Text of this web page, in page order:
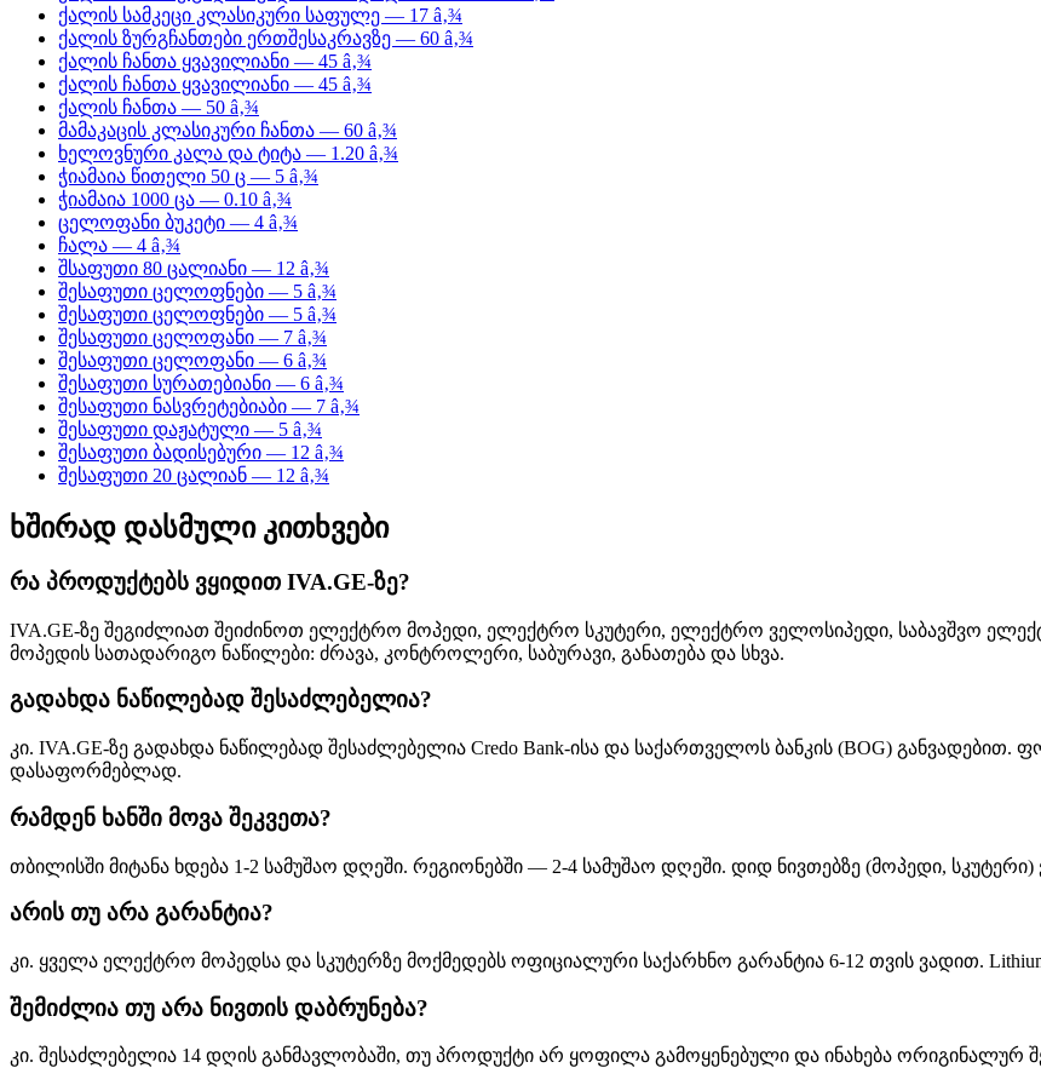
ქალის სამკეცი კლასიკური საფულე — 17 â‚¾
ქალის ზურგჩანთები ერთშესაკრავზე — 60 â‚¾
ქალის ჩანთა ყვავილიანი — 45 â‚¾
ქალის ჩანთა ყვავილიანი — 45 â‚¾
ქალის ჩანთა — 50 â‚¾
მამაკაცის კლასიკური ჩანთა — 60 â‚¾
ხელოვნური კალა და ტიტა — 1.20 â‚¾
ჭიამაია წითელი 50 ც — 5 â‚¾
ჭიამაია 1000 ცა — 0.10 â‚¾
ცელოფანი ბუკეტი — 4 â‚¾
ჩალა — 4 â‚¾
შსაფუთი 80 ცალიანი — 12 â‚¾
შესაფუთი ცელოფნები — 5 â‚¾
შესაფუთი ცელოფნები — 5 â‚¾
შესაფუთი ცელოფანი — 7 â‚¾
შესაფუთი ცელოფანი — 6 â‚¾
შესაფუთი სურათებიანი — 6 â‚¾
შესაფუთი ნასვრეტებიაბი — 7 â‚¾
შესაფუთი დაჟატული — 5 â‚¾
შესაფუთი ბადისებური — 12 â‚¾
შესაფუთი 20 ცალიან — 12 â‚¾
ხშირად დასმული კითხვები
რა პროდუქტებს ვყიდით IVA.GE-ზე?
IVA.GE-ზე შეგიძლიათ შეიძინოთ ელექტრო მოპედი, ელექტრო სკუტერი, ელექტრო ველოსიპედი, საბავშვო
მოპედის სათადარიგო ნაწილები: ძრავა, კონტროლერი, საბურავი, განათება და სხვა.
გადახდა ნაწილებად შესაძლებელია?
კი. IVA.GE-ზე გადახდა ნაწილებად შესაძლებელია Credo Bank-ისა და საქართველოს ბანკის (BOG) განვადებით.
დასაფორმებლად.
რამდენ ხანში მოვა შეკვეთა?
თბილისში მიტანა ხდება 1-2 სამუშაო დღეში. რეგიონებში — 2-4 სამუშაო დღეში. დიდ ნივთებზე (მოპედი,
არის თუ არა გარანტია?
კი. ყველა ელექტრო მოპედსა და სკუტერზე მოქმედებს ოფიციალური საქარხნო გარანტია 6-12 თვის ვადით.
შემიძლია თუ არა ნივთის დაბრუნება?
კი. შესაძლებელია 14 დღის განმავლობაში, თუ პროდუქტი არ ყოფილა გამოყენებული და ინახება ორიგინალურ